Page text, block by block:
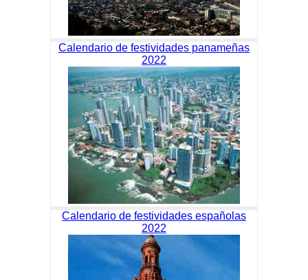
Calendario de festividades panameñas
2022
Calendario de festividades españolas
2022